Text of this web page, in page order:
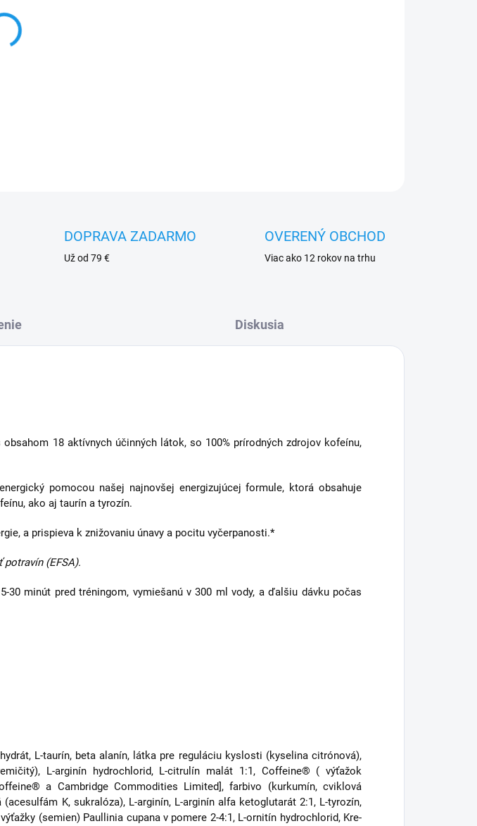
MOŽNOSTI DORUČENIA
DOPRAVA ZADARMO
Už od 79 €
OVERENÝ OBCHOD
Viac ako 12 rokov na trhu
Diskusia
18 aktívnych účinných látok, so 100% prírodných zdrojov kofeínu,
pomocou našej najnovšej energizujúcej formule, ktorá obsahuje
ako aj taurín a tyrozín.
a prispieva k znižovaniu únavy a pocitu vyčerpanosti.*
(EFSA).
30 minút pred tréningom, vymiešanú v 300 ml vody, a ďalšiu dávku počas
L-taurín, beta alanín, látka pre reguláciu kyslosti (kyselina citrónová),
L-arginín hydrochlorid, L-citrulín malát 1:1, Coffeine® ( výťažok
a Cambridge Commodities Limited], farbivo (kurkumín, cviklová
K, sukralóza), L-arginín, L-arginín alfa ketoglutarát 2:1, L-tyrozín,
(semien) Paullinia cupana v pomere 2-4:1, L-ornitín hydrochlorid, Kre-